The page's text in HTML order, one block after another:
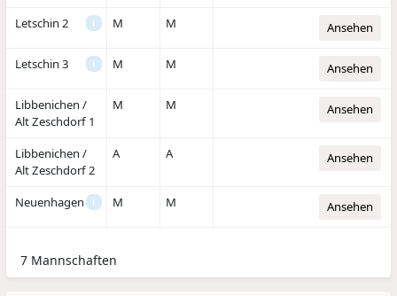
Letschin 2 i M M Ansehen
Letschin 3 i M M Ansehen
Libbenichen /
Alt Zeschdorf 1
M M Ansehen
Libbenichen /
Alt Zeschdorf 2
A A Ansehen
Neuenhagen i M M Ansehen
7 Mannschaften